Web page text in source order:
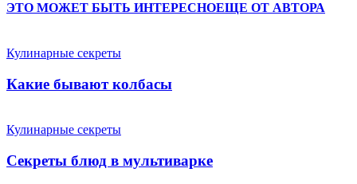
ЭТО МОЖЕТ БЫТЬ ИНТЕРЕСНОЕЩЕ ОТ АВТОРА
Кулинарные секреты
Какие бывают колбасы
Кулинарные секреты
Секреты блюд в мультиварке